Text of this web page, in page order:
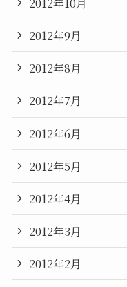
2012年9月
2012年8月
2012年7月
2012年6月
2012年5月
2012年4月
2012年3月
2012年2月